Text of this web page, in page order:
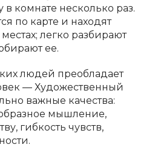
в комнате несколько раз.
по карте и находят
легко разбирают
ее.
людей преобладает
— Художественный
важные качества:
мышление,
гибкость чувств,